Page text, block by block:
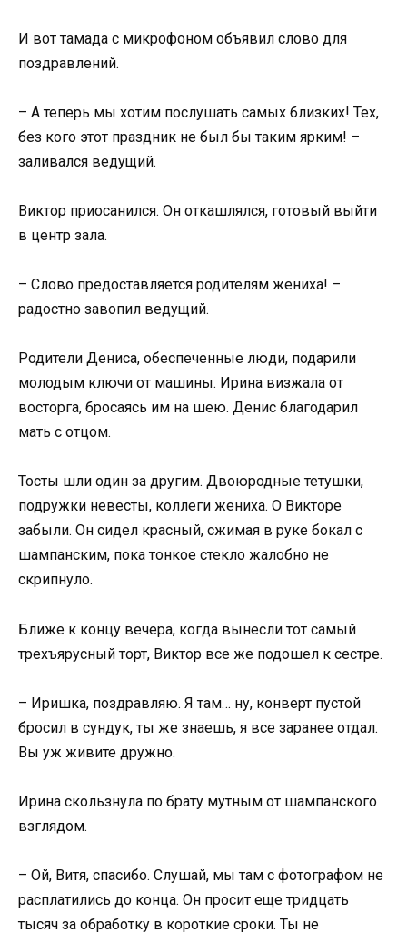
И вот тамада с микрофоном объявил слово для
поздравлений.
– А теперь мы хотим послушать самых близких! Тех,
без кого этот праздник не был бы таким ярким! –
заливался ведущий.
Виктор приосанился. Он откашлялся, готовый выйти
в центр зала.
– Слово предоставляется родителям жениха! –
радостно завопил ведущий.
Родители Дениса, обеспеченные люди, подарили
молодым ключи от машины. Ирина визжала от
восторга, бросаясь им на шею. Денис благодарил
мать с отцом.
Тосты шли один за другим. Двоюродные тетушки,
подружки невесты, коллеги жениха. О Викторе
забыли. Он сидел красный, сжимая в руке бокал с
шампанским, пока тонкое стекло жалобно не
скрипнуло.
Ближе к концу вечера, когда вынесли тот самый
трехъярусный торт, Виктор все же подошел к сестре.
– Иришка, поздравляю. Я там… ну, конверт пустой
бросил в сундук, ты же знаешь, я все заранее отдал.
Вы уж живите дружно.
Ирина скользнула по брату мутным от шампанского
взглядом.
– Ой, Витя, спасибо. Слушай, мы там с фотографом не
расплатились до конца. Он просит еще тридцать
тысяч за обработку в короткие сроки. Ты не